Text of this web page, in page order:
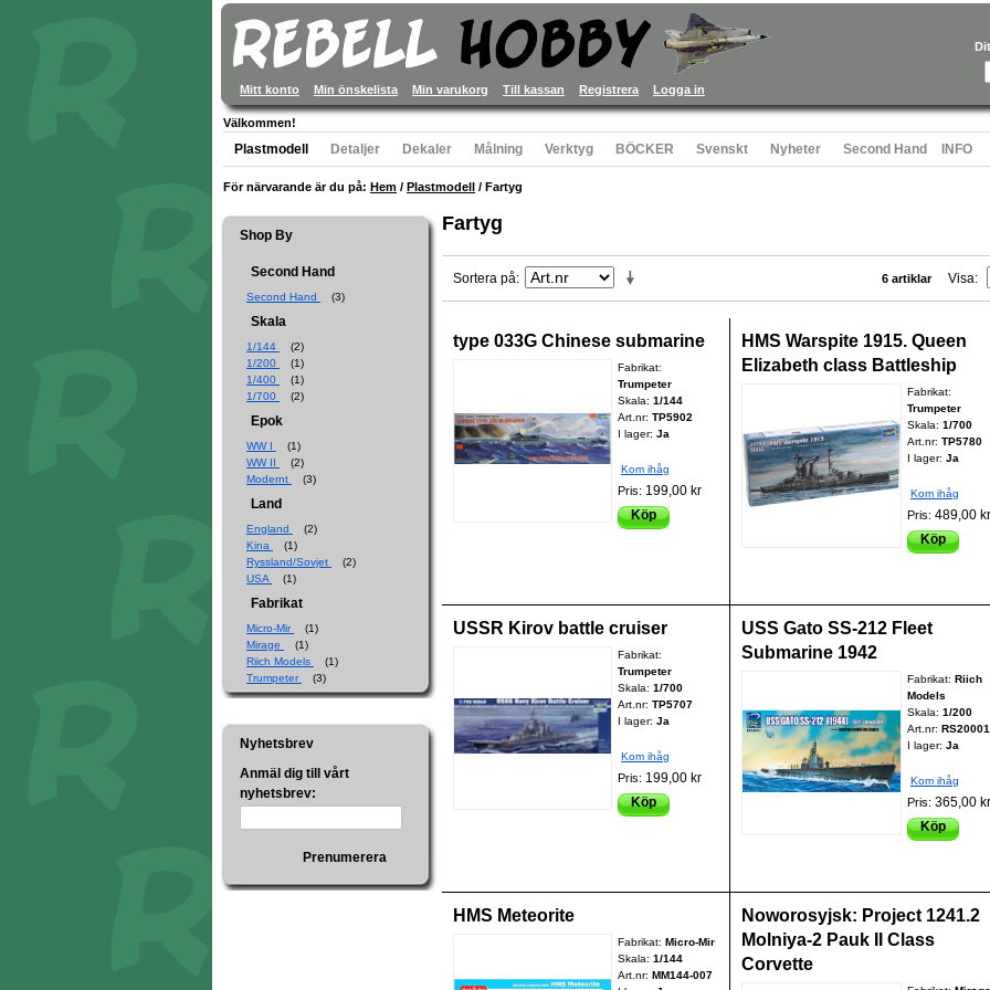
Mitt konto Min önskelista Min varukorg Till kassan Registrera Logga in
Välkommen!
Plastmodell Detaljer Dekaler Målning Verktyg BÖCKER Svenskt Nyheter Second Hand INFO
För närvarande är du på: Hem / Plastmodell / Fartyg
Shop By
Second Hand
Second Hand (3)
Skala
1/144
(2)
1/200
(1)
1/400
(1)
1/700
(2)
Epok
WW I
(1)
WW II
(2)
Modernt
(3)
Land
England
(2)
Kina
(1)
Ryssland/Sovjet
(2)
USA
(1)
Fabrikat
Micro-Mir
(1)
Mirage
(1)
Riich Models
(1)
Trumpeter
(3)
Fartyg
Sortera på 6 artiklar Visa
type 033G Chinese submarine
Fabrikat:
Trumpeter
Skala:1/144
Art.nr:TP5902
I lager: Ja
Kom ihåg
Pris: 199,00 kr
Köp
HMS Warspite 1915. Queen
Elizabeth class Battleship
Fabrikat:
Trumpeter
Skala: 1/700
Art.nr: TP5780
I lager: Ja
Kom ihåg
Pris: 489,00 kr
Köp
USSR Kirov battle cruiser
Fabrikat:
Trumpeter
Skala:1/700
Art.nr:TP5707
I lager: Ja
Kom ihåg
Pris: 199,00 kr
Köp
USS Gato SS-212 Fleet
Submarine 1942
Fabrikat: Riich
Models
Skala: 1/200
Art.nr: RS20001
I lager: Ja
Kom ihåg
Pris: 365,00 kr
Köp
HMS Meteorite
Fabrikat:Micro-Mir
Skala:1/144
Art.nr:MM144-007
Noworosyjsk: Project 1241.2
Molniya-2 Pauk II Class
Corvette
Nyhetsbrev
Anmäl dig till vårt
nyhetsbrev:
Prenumerera